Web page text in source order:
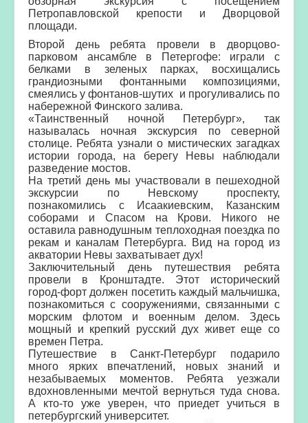
Петропавловской крепости и Дворцовой
площади.
Второй день ребята провели в дворцово-
парковом ансамбле в Петергофе: играли с
белками в зеленых парках, восхищались
грандиозными фонтанными композициями,
смеялись у фонтанов-шутих и прогуливались по
набережной Финского залива.
«Таинственный ночной Петербург», так
называлась ночная экскурсия по северной
столице. Ребята узнали о мистических загадках
истории города, на берегу Невы наблюдали
разведение мостов.
На третий день мы участвовали в пешеходной
экскурсии по Невскому проспекту,
познакомились с Исаакиевским, Казанским
соборами и Спасом на Крови.
Никого не
оставила равнодушным теплоходная поездка по
рекам и каналам Петербурга. Вид на город из
акватории Невы захватывает дух!
Заключительный день путешествия ребята
провели в Кронштадте. Этот исторический
город-форт должен посетить каждый мальчишка,
познакомиться с сооружениями, связанными с
морским флотом и военным делом. Здесь
мощный и крепкий русский дух живет еще со
времен Петра.
Путешествие в Санкт-Петербург подарило
много ярких впечатлений, новых знаний и
незабываемых моментов.
Ребята уезжали
вдохновленными мечтой вернуться туда снова.
А кто-то уже уверен, что приедет учиться в
петербургский университет.